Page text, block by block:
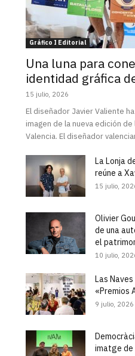
Gráfico I Editorial
Una luna para
identidad gráfica
15 julio, 2026
El diseñador Javier Valiente
imagen de la nueva edición
Valencia. El diseñador
La Lonja
reúne a
15 julio,
Olivier
de una
el
10 julio,
Las
«Premios
9 julio, 2026
imatge de